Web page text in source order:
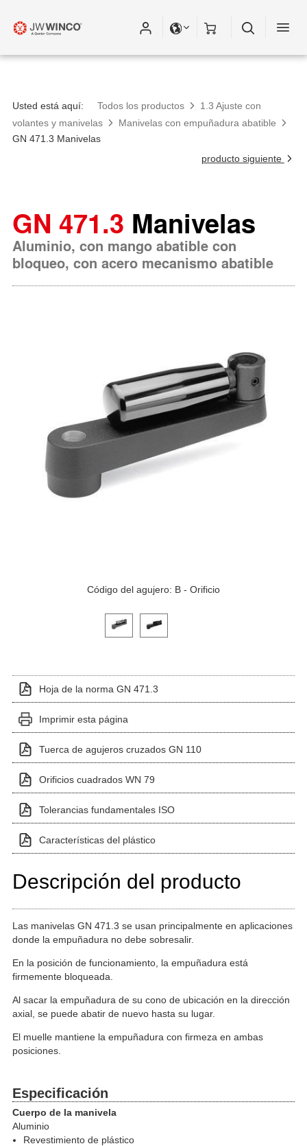
Usted está aquí: Todos los productos
1.3 Ajuste con
volantes y manivelas
Manivelas con empuñadura abatible
GN 471.3 Manivelas
producto siguiente
GN 471.3 Manivelas
Aluminio, con mango abatible con
bloqueo, con acero mecanismo abatible
Código del agujero: B - Orificio
Haga clic en una imagen de variante para verla
Hoja de la norma GN 471.3
Imprimir esta página
Tuerca de agujeros cruzados GN 110
Orificios cuadrados WN 79
Tolerancias fundamentales ISO
Características del plástico
Descripción del producto
Las manivelas GN 471.3 se usan principalmente en aplicaciones
donde la empuñadura no debe sobresalir.
En la posición de funcionamiento, la empuñadura está
firmemente bloqueada.
Al sacar la empuñadura de su cono de ubicación en la dirección
axial, se puede abatir de nuevo hasta su lugar.
El muelle mantiene la empuñadura con firmeza en ambas
posiciones.
Especificación
Cuerpo de la manivela
Aluminio
Revestimiento de plástico